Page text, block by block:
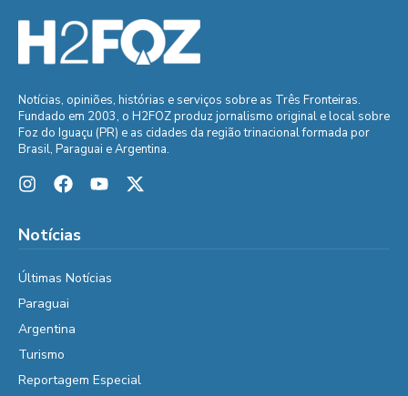
Notícias, opiniões, histórias e serviços sobre as Três Fronteiras.
Fundado em 2003, o H2FOZ produz jornalismo original e local sobre
Foz do Iguaçu (PR) e as cidades da região trinacional formada por
Brasil, Paraguai e Argentina.
Notícias
Últimas Notícias
Paraguai
Argentina
Turismo
Reportagem Especial